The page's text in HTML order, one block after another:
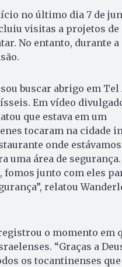
no último dia 7 de
visitas a projetos de
No entanto, durante a
buscar abrigo em Tel
Em vídeo
que estava em um
tocaram na cidade
onde estávamos
uma área de segurança.
junto com eles
relatou
o momento em
“Graças a
os tocantinenses que